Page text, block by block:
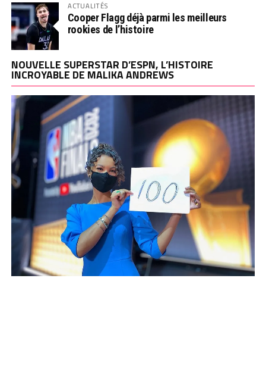
ACTUALITÉS
Cooper Flagg déjà parmi les meilleurs
rookies de l’histoire
NOUVELLE SUPERSTAR D’ESPN, L’HISTOIRE
INCROYABLE DE MALIKA ANDREWS